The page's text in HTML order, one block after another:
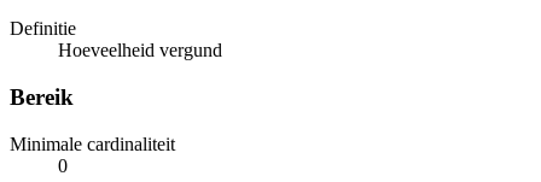
Definitie
Hoeveelheid vergund
Bereik
Minimale cardinaliteit
0